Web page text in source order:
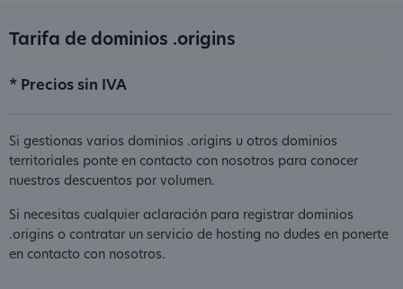
Tarifa de dominios .origins
* Precios sin IVA
Si gestionas varios dominios .origins u otros dominios
territoriales ponte en contacto con nosotros para conocer
nuestros descuentos por volumen.
Si necesitas cualquier aclaración para registrar dominios
.origins o contratar un servicio de hosting no dudes en ponerte
en contacto con nosotros.